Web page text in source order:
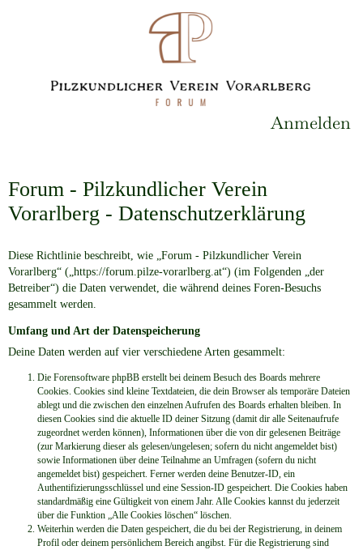
Anmelden
Forum - Pilzkundlicher Verein
Vorarlberg - Datenschutzerklärung
Diese Richtlinie beschreibt, wie „Forum - Pilzkundlicher Verein
Vorarlberg“ („https://forum.pilze-vorarlberg.at“) (im Folgenden „der
Betreiber“) die Daten verwendet, die während deines Foren-Besuchs
gesammelt werden.
Umfang und Art der Datenspeicherung
Deine Daten werden auf vier verschiedene Arten gesammelt:
Die Forensoftware phpBB erstellt bei deinem Besuch des Boards mehrere
Cookies. Cookies sind kleine Textdateien, die dein Browser als temporäre Dateien
ablegt und die zwischen den einzelnen Aufrufen des Boards erhalten bleiben. In
diesen Cookies sind die aktuelle ID deiner Sitzung (damit dir alle Seitenaufrufe
zugeordnet werden können), Informationen über die von dir gelesenen Beiträge
(zur Markierung dieser als gelesen/ungelesen; sofern du nicht angemeldet bist)
sowie Informationen über deine Teilnahme an Umfragen (sofern du nicht
angemeldet bist) gespeichert. Ferner werden deine Benutzer-ID, ein
Authentifizierungsschlüssel und eine Session-ID gespeichert. Die Cookies haben
standardmäßig eine Gültigkeit von einem Jahr. Alle Cookies kannst du jederzeit
über die Funktion „Alle Cookies löschen“ löschen.
Weiterhin werden die Daten gespeichert, die du bei der Registrierung, in deinem
Profil oder deinem persönlichem Bereich angibst. Für die Registrierung sind